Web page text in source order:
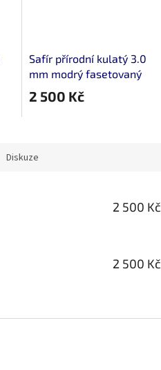
Safír přírodní kulatý 3.0
mm modrý fasetovaný
2 500 Kč
Diskuze
2 500 Kč
2 500 Kč